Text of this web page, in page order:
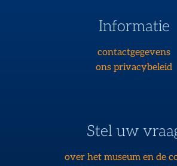
Informatie
contactgegevens
ons privacybeleid
Stel uw
over het museum en de